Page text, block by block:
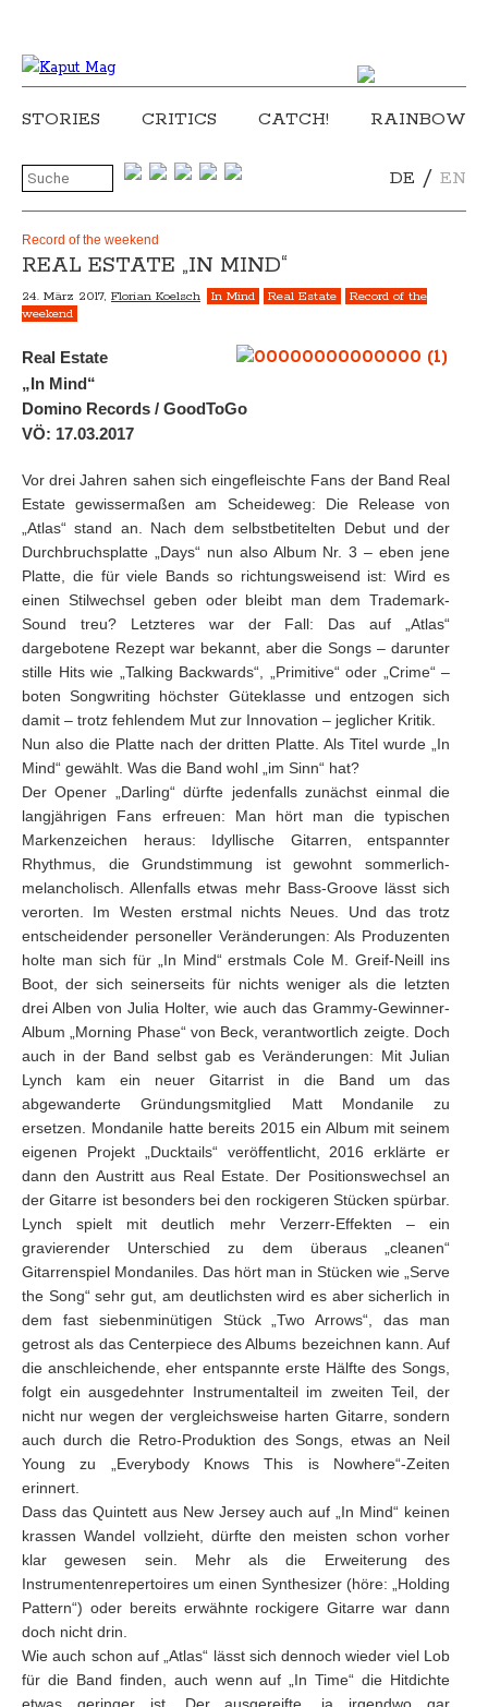
STORIES CRITICS CATCH! RAINBOW
DE / EN
Record of the weekend
REAL ESTATE „IN MIND“
24. März 2017, Florian Koelsch In Mind Real Estate
Record of the
weekend
Real Estate
„In Mind“
Domino Records / GoodToGo
VÖ: 17.03.2017
Vor drei Jahren sahen sich eingefleischte Fans der Band Real
Estate gewissermaßen am Scheideweg: Die Release von
„Atlas“ stand an. Nach dem selbstbetitelten Debut und der
Durchbruchsplatte „Days“ nun also Album Nr. 3 – eben jene
Platte, die für viele Bands so richtungsweisend ist: Wird es
einen Stilwechsel geben oder bleibt man dem Trademark-
Sound treu? Letzteres war der Fall: Das auf „Atlas“
dargebotene Rezept war bekannt, aber die Songs – darunter
stille Hits wie „Talking Backwards“, „Primitive“ oder „Crime“ –
boten Songwriting höchster Güteklasse und entzogen sich
damit – trotz fehlendem Mut zur Innovation – jeglicher Kritik.
Nun also die Platte nach der dritten Platte. Als Titel wurde „In
Mind“ gewählt. Was die Band wohl „im Sinn“ hat?
Der Opener „Darling“ dürfte jedenfalls zunächst einmal die
langjährigen Fans erfreuen: Man hört man die typischen
Markenzeichen heraus: Idyllische Gitarren, entspannter
Rhythmus, die Grundstimmung ist gewohnt sommerlich-
melancholisch. Allenfalls etwas mehr Bass-Groove lässt sich
verorten. Im Westen erstmal nichts Neues. Und das trotz
entscheidender personeller Veränderungen: Als Produzenten
holte man sich für „In Mind“ erstmals Cole M. Greif-Neill ins
Boot, der sich seinerseits für nichts weniger als die letzten
drei Alben von Julia Holter, wie auch das Grammy-Gewinner-
Album „Morning Phase“ von Beck, verantwortlich zeigte. Doch
auch in der Band selbst gab es Veränderungen: Mit Julian
Lynch kam ein neuer Gitarrist in die Band um das
abgewanderte Gründungsmitglied Matt Mondanile zu
ersetzen. Mondanile hatte bereits 2015 ein Album mit seinem
eigenen Projekt „Ducktails“ veröffentlicht, 2016 erklärte er
dann den Austritt aus Real Estate. Der Positionswechsel an
der Gitarre ist besonders bei den rockigeren Stücken spürbar.
Lynch spielt mit deutlich mehr Verzerr-Effekten – ein
gravierender Unterschied zu dem überaus „cleanen“
Gitarrenspiel Mondaniles. Das hört man in Stücken wie „Serve
the Song“ sehr gut, am deutlichsten wird es aber sicherlich in
dem fast siebenminütigen Stück „Two Arrows“, das man
getrost als das Centerpiece des Albums bezeichnen kann. Auf
die anschleichende, eher entspannte erste Hälfte des Songs,
folgt ein ausgedehnter Instrumentalteil im zweiten Teil, der
nicht nur wegen der vergleichsweise harten Gitarre, sondern
auch durch die Retro-Produktion des Songs, etwas an Neil
Young zu „Everybody Knows This is Nowhere“-Zeiten
erinnert.
Dass das Quintett aus New Jersey auch auf „In Mind“ keinen
krassen Wandel vollzieht, dürfte den meisten schon vorher
klar gewesen sein. Mehr als die Erweiterung des
Instrumentenrepertoires um einen Synthesizer (höre: „Holding
Pattern“) oder bereits erwähnte rockigere Gitarre war dann
doch nicht drin.
Wie auch schon auf „Atlas“ lässt sich dennoch wieder viel Lob
für die Band finden, auch wenn auf „In Time“ die Hitdichte